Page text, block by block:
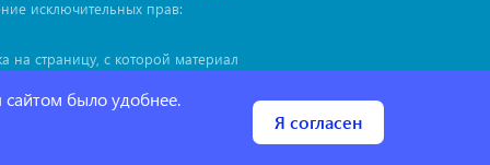
исключительных прав:
на страницу, с которой материал
сайтом было удобнее.